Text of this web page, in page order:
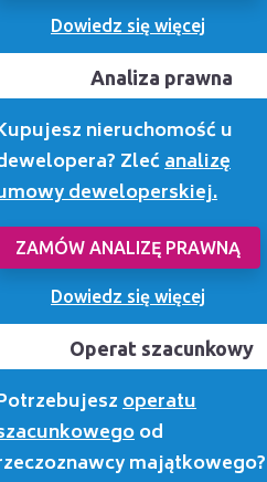
Dowiedz się więcej
Analiza prawna
nieruchomość u
Zlećanalizę
deweloperskiej.
ZAMÓW ANALIZĘ PRAWNĄ
Dowiedz się więcej
Operat szacunkowy
operatu
od
majątkowego?